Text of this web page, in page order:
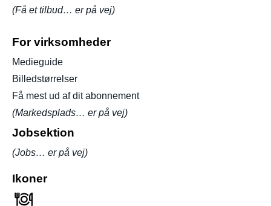
(Få et tilbud… er på vej)
For virksomheder
Medieguide
Billedstørrelser
Få mest ud af dit abonnement
(Markedsplads… er på vej)
Jobsektion
(Jobs… er på vej)
Ikoner